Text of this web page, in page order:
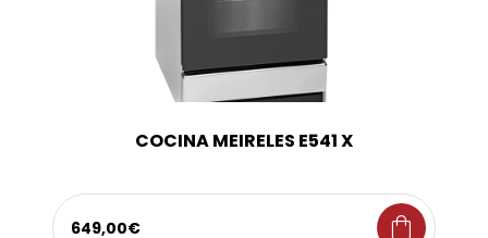
COCINA MEIRELES E541 X
649,00€ shopping_bag